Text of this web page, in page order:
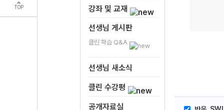
TOP
강좌 및 교재
선생님 게시판
클린 학습 Q&A
선생님 새소식
클린 수강평
공개자료실